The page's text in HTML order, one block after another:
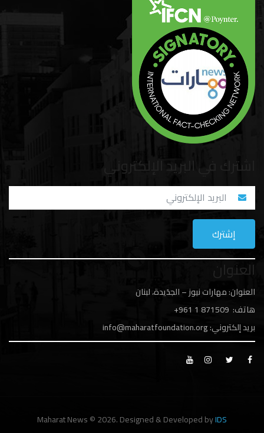
اشترك في البريد الإلكتروني
العنوان
العنوان: مهارات نيوز – الجدَيدة، لبنان
هاتف: 1 871509 961+
بريد إلكتروني:info@maharatfoundation.org
Maharat News © 2026. Designed & Developed byIDS